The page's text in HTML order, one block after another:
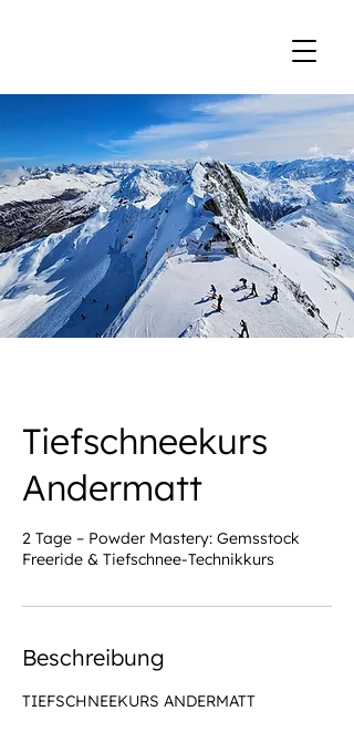
Tiefschneekurs
Andermatt
2 Tage – Powder Mastery: Gemsstock
Freeride & Tiefschnee-Technikkurs
Beschreibung
TIEFSCHNEEKURS ANDERMATT